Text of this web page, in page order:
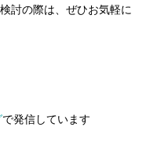
討の際は、ぜひお気軽に
で発信しています